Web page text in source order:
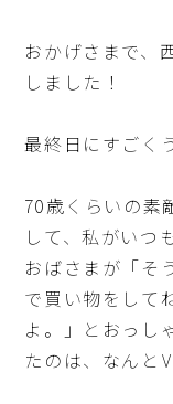
おかげさまで、
しました！
最終日にすごく
70歳くらいの素
して、私がいつ
おばさまが「そ
で買い物をして
よ。」とおっし
たのは、なんと